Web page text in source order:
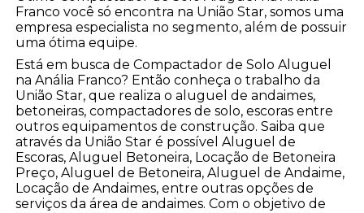
Franco você só encontra na União Star, somos uma
empresa especialista no segmento, além de possuir
uma ótima equipe.
Está em busca de Compactador de Solo Aluguel
na Anália Franco? Então conheça o trabalho da
União Star, que realiza o aluguel de andaimes,
betoneiras, compactadores de solo, escoras entre
outros equipamentos de construção. Saiba que
através da União Star é possível Aluguel de
Escoras, Aluguel Betoneira, Locação de Betoneira
Preço, Aluguel de Betoneira, Aluguel de Andaime,
Locação de Andaimes, entre outras opções de
serviços da área de andaimes. Com o objetivo de